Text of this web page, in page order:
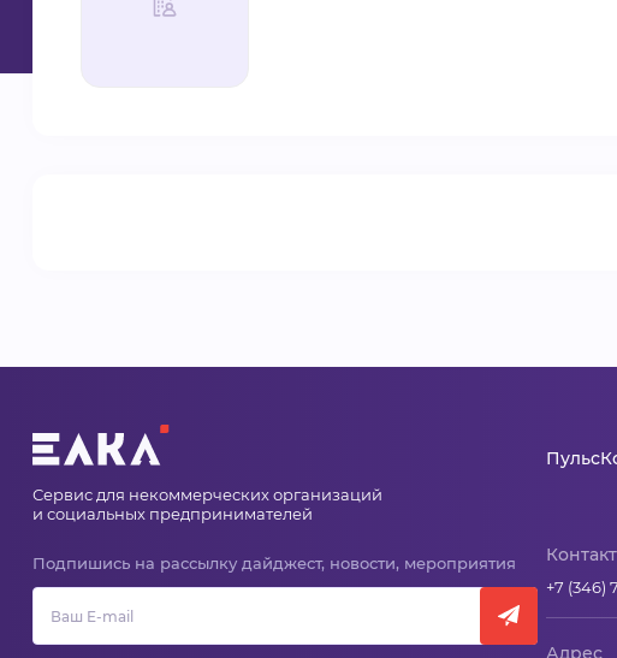
Сервис для некоммерческих организаций
и социальных предпринимателей
Подпишись на рассылку дайджест, новости, мероприятия
Пульс
+7 (346)
Адрес